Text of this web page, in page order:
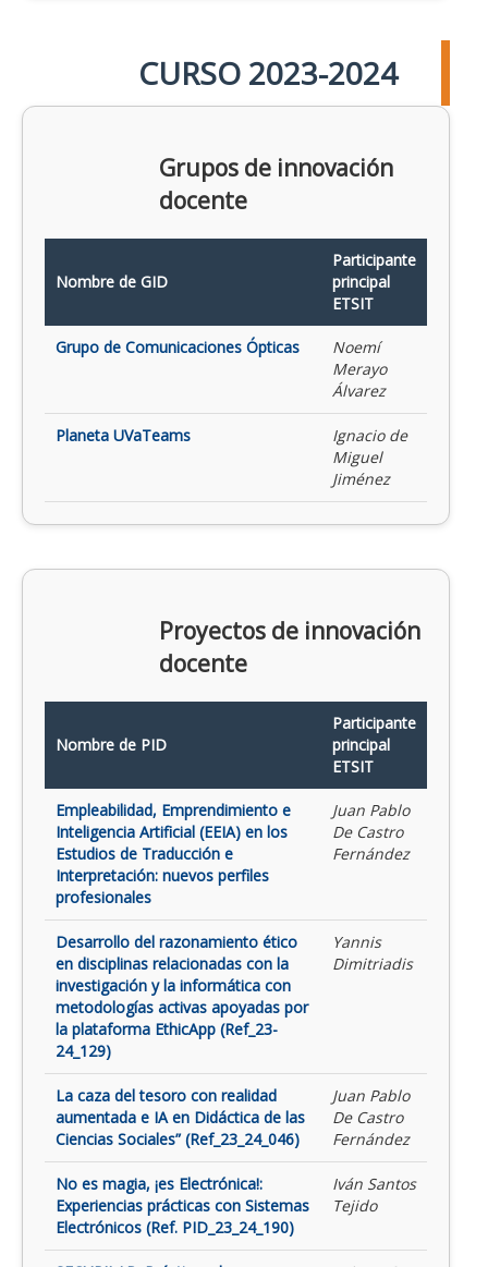
CURSO 2023-2024
Grupos de innovación
docente
Nombre de GID
Participante
principal
ETSIT
Grupo de Comunicaciones Ópticas
Noemí
Merayo
Álvarez
Planeta UVaTeams
Ignacio de
Miguel
Jiménez
Proyectos de innovación
docente
Nombre de PID
Participante
principal
ETSIT
Empleabilidad, Emprendimiento e
Inteligencia Artificial (EEIA) en los
Estudios de Traducción e
Interpretación: nuevos perfiles
profesionales
Juan Pablo
De Castro
Fernández
Desarrollo del razonamiento ético
en disciplinas relacionadas con la
investigación y la informática con
metodologías activas apoyadas por
la plataforma EthicApp (Ref_23-
24_129)
Yannis
Dimitriadis
La caza del tesoro con realidad
aumentada e IA en Didáctica de las
Ciencias Sociales” (Ref_23_24_046)
Juan Pablo
De Castro
Fernández
No es magia, ¡es Electrónica!:
Experiencias prácticas con Sistemas
Electrónicos (Ref. PID_23_24_190)
Iván Santos
Tejido